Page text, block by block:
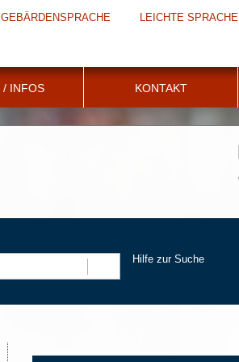
GEBÄRDENSPRACHE LEICHTE SPRACHE
/ INFOS KONTAKT
Hilfe zur Suche